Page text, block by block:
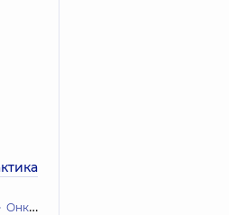
Онкодерматология